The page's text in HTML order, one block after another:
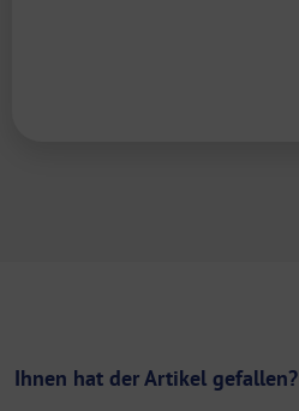
Ihnen hat der Artikel gefallen?